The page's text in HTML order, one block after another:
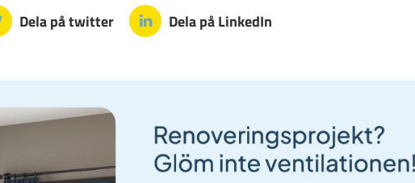
Dela på twitter Dela på LinkedIn